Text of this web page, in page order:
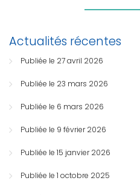
Actualités récentes
Publiée le 27 avril 2026
Publiée le 23 mars 2026
Publiée le 6 mars 2026
Publiée le 9 février 2026
Publiée le 15 janvier 2026
Publiée le 1 octobre 2025